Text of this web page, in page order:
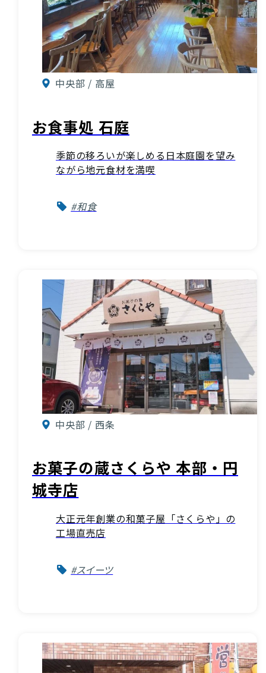
中央部 / 高屋
お食事処 石庭
季節の移ろいが楽しめる日本庭園を望み
ながら地元食材を満喫
#和食
中央部 / 西条
お菓子の蔵さくらや 本部・円
城寺店
大正元年創業の和菓子屋「さくらや」の
工場直売店
#スイーツ